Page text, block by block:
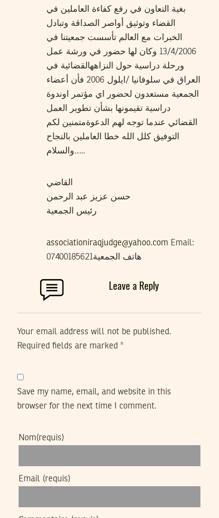
بغية التعاون في رفع كفاءة العاملين في
القضاء وتوثيق أواصر الصداقة وتبادل
الخبرات مع العالم تأسست جمعيتنا في
13/4/2006 وكان لها حضور في ورشة عمل
ورحلة دراسية حول النزاههالقضائية في
العراق في سلوفانيا /ايلول 2006 فأن أعضاء
الجمعية مستعدون لحضور اي مؤتمر اوندوة
دراسية تقيمونها بشأن تطوير العمل
القضائي عندما توجه لهم الدعوةمتمنين لكم
التوفيق كلل الله خطا العاملين بالنجاح
والسلام…..
القاضي
حسن عزيز عبد الرحمن
رئيس الجمعية
associationiraqjudge@yahoo.com Email:
هاتف الجمعية07400185621
Leave a Reply
Your email address will not be published.
Required fields are marked *
Save my name, email, and website in this
browser for the next time I comment.
Nom(requis)
Email (requis)